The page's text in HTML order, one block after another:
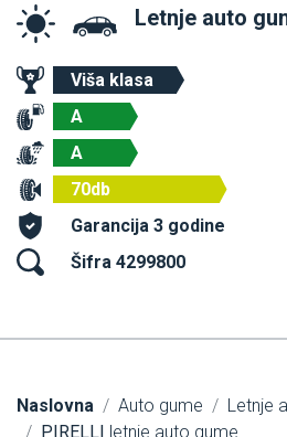
Letnje auto
Viša klasa
A
A
70db
Garancija 3 godine
Šifra 4299800
Naslovna Auto gume
Letnje
PIRELLI
letnje auto gume